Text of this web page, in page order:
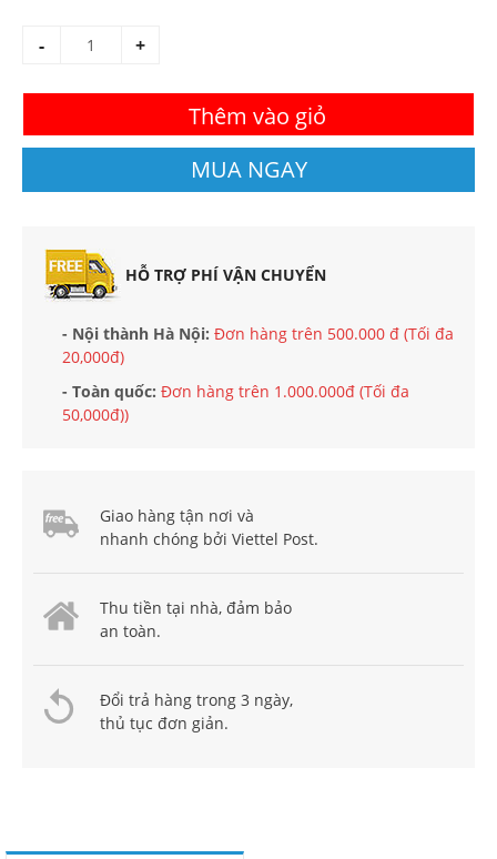
- +
Thêm vào giỏ
MUA NGAY
HỖ TRỢ PHÍ VẬN CHUYỂN
- Nội thành Hà Nội: Đơn hàng trên 500.000 đ (Tối đa
20,000đ)
- Toàn quốc: Đơn hàng trên 1.000.000đ (Tối đa
50,000đ))
Giao hàng tận nơi và
nhanh chóng bởi Viettel Post.
Thu tiền tại nhà, đảm bảo
an toàn.
Đổi trả hàng trong 3 ngày,
thủ tục đơn giản.